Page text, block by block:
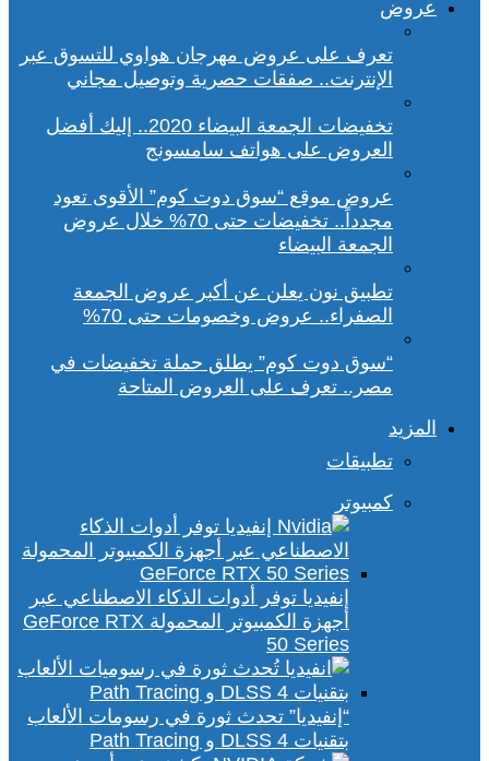
عروض
تعرف على عروض مهرجان هواوي للتسوق عبر
الإنترنت.. صفقات حصرية وتوصيل مجاني
تخفيضات الجمعة البيضاء 2020.. إليك أفضل
العروض على هواتف سامسونج
عروض موقع “سوق دوت كوم” الأقوى تعود
مجدداً.. تخفيضات حتى 70% خلال عروض
الجمعة البيضاء
تطبيق نون يعلن عن أكبر عروض الجمعة
الصفراء.. عروض وخصومات حتى 70%
“سوق دوت كوم” يطلق حملة تخفيضات في
مصر.. تعرف على العروض المتاحة
المزيد
تطبيقات
كمبيوتر
إنفيديا توفر أدوات الذكاء الاصطناعي عبر
أجهزة الكمبيوتر المحمولة GeForce RTX
50 Series
“إنفيديا” تحدث ثورة في رسومات الألعاب
بتقنيات DLSS 4 و Path Tracing